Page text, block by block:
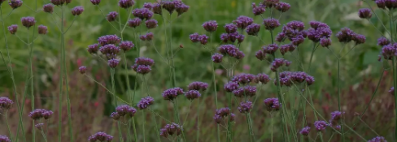
お問い合わせ
WEBチケット